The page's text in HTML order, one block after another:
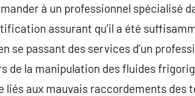
à un professionnel spécialisé
assurant qu’il a été
se passant des services d’un
de la manipulation des fluides
liés aux mauvais raccordements